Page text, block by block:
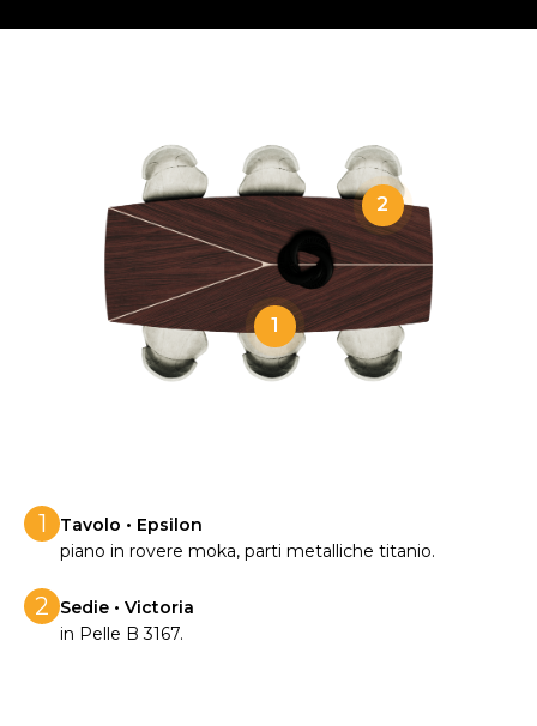
1
Tavolo • Epsilon
piano in rovere moka, parti metalliche titanio.
2
Sedie • Victoria
in Pelle B 3167.
1
2